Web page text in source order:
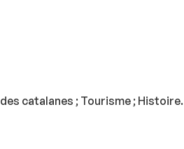
catalanes ; Tourisme ; Histoire.